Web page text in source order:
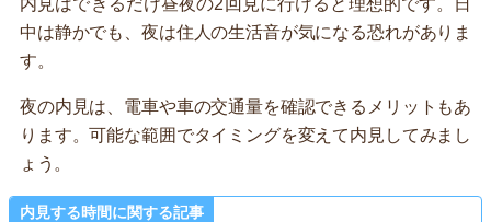
中は静かでも、夜は住人の生活音が気になる恐れがありま
す。
夜の内見は、電車や車の交通量を確認できるメリットもあ
ります。可能な範囲でタイミングを変えて内見してみまし
ょう。
内見する時間に関する記事